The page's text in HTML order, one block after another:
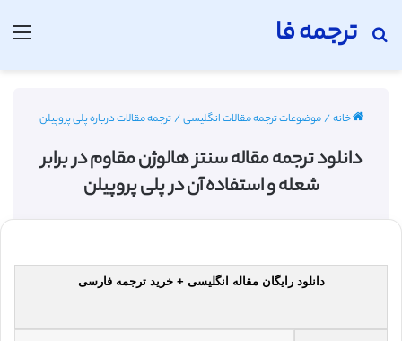
ترجمه فا
جستجو برای
خانه/موضوعات ترجمه مقالات انگلیسی/ترجمه مقالات درباره پلی پروپیلن
دانلود ترجمه مقاله سنتز هالوژن مقاوم در برابر
شعله و استفاده آن در پلی پروپیلن
دانلود رایگان مقاله انگلیسی + خرید ترجمه فارسی